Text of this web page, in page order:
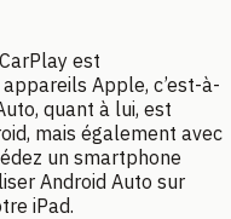
est
Apple, c’est-à-
quant à lui, est
mais également avec
un smartphone
Android Auto sur
iPad.